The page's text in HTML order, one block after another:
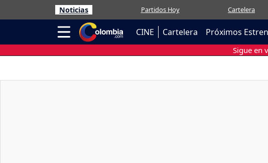
Noticias Partidos Hoy Cartelera
CINE Cartelera Próximos
Sigue en